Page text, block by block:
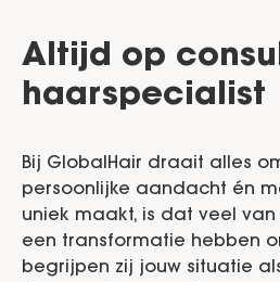
Altijd op
haarspecialist
Bij GlobalHair draait alles
persoonlijke aandacht én
uniek maakt, is dat veel van
een transformatie hebben
begrijpen zij jouw situatie